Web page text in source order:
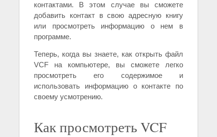
контактами. В этом случае вы сможете
добавить контакт в свою адресную книгу
или просмотреть информацию о нем в
программе.
Теперь, когда вы знаете, как открыть файл
VCF на компьютере, вы сможете легко
просмотреть его содержимое и
использовать информацию о контакте по
своему усмотрению.
Как просмотреть VCF